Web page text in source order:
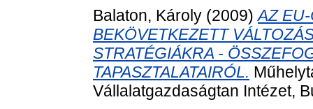
Balaton, Károly (2009)AZ
BEKÖVETKEZETT
STRATÉGIÁKRA -
TAPASZTALATAIRÓL.
Vállalatgazdaságtan Intézet,